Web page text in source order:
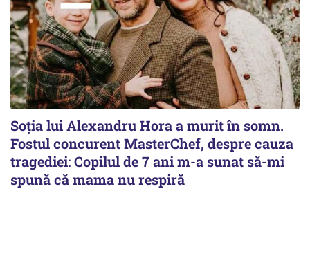
Soția lui Alexandru Hora a murit în somn.
Fostul concurent MasterChef, despre cauza
tragediei: Copilul de 7 ani m-a sunat să-mi
spună că mama nu respiră